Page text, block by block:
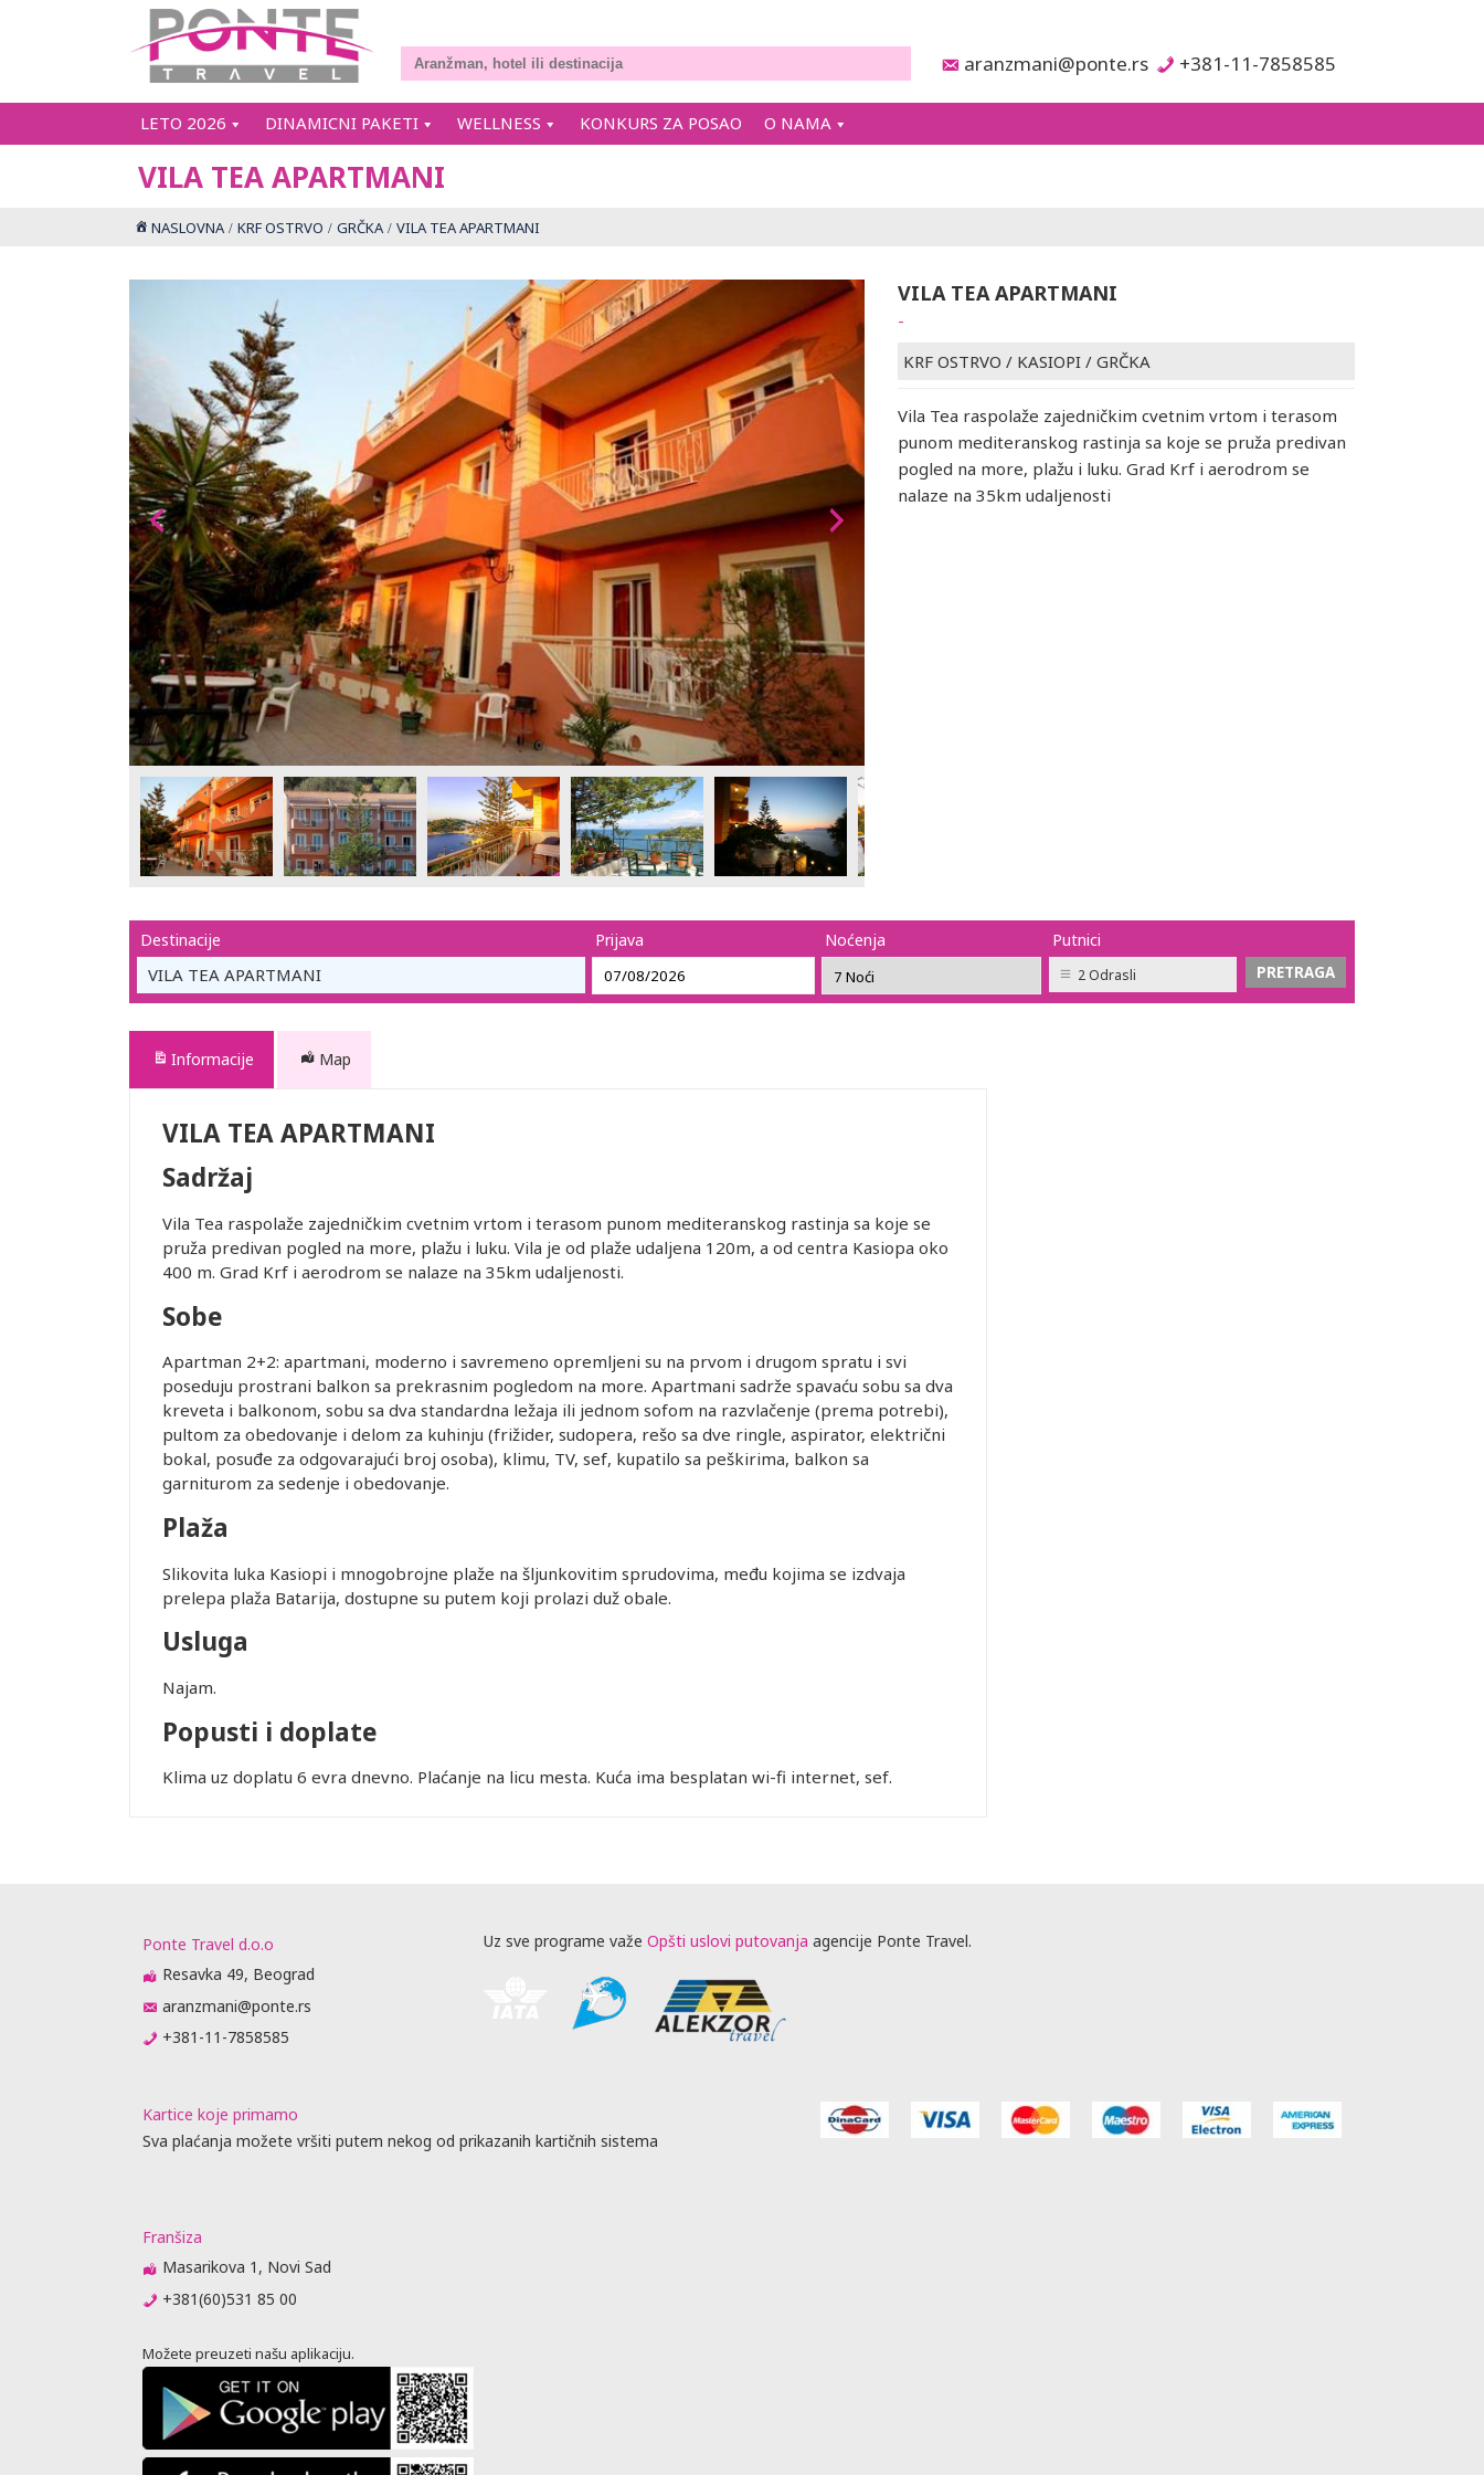
aranzmani@ponte.rs +381-11-7858585
LETO 2026 DINAMICNI PAKETI WELLNESS KONKURS ZA POSAO O NAMA
VILA TEA APARTMANI
NASLOVNA KRF OSTRVO GRČKA VILA TEA APARTMANI
VILA TEA APARTMANI
-
KRF OSTRVO / KASIOPI / GRČKA
Vila Tea raspolaže zajedničkim cvetnim vrtom i terasom
punom mediteranskog rastinja sa koje se pruža predivan
pogled na more, plažu i luku. Grad Krf i aerodrom se
nalaze na 35km udaljenosti
Destinacije
VILA TEA APARTMANI
Prijava Noćenja Putnici
2 Odrasli
Informacije Map
VILA TEA APARTMANI
Sadržaj
Vila Tea raspolaže zajedničkim cvetnim vrtom i terasom punom mediteranskog rastinja sa koje se
pruža predivan pogled na more, plažu i luku. Vila je od plaže udaljena 120m, a od centra Kasiopa oko
400 m. Grad Krf i aerodrom se nalaze na 35km udaljenosti.
Sobe
Apartman 2+2: apartmani, moderno i savremeno opremljeni su na prvom i drugom spratu i svi
poseduju prostrani balkon sa prekrasnim pogledom na more. Apartmani sadrže spavaću sobu sa dva
kreveta i balkonom, sobu sa dva standardna ležaja ili jednom sofom na razvlačenje (prema potrebi),
pultom za obedovanje i delom za kuhinju (frižider, sudopera, rešo sa dve ringle, aspirator, električni
bokal, posuđe za odgovarajući broj osoba), klimu, TV, sef, kupatilo sa peškirima, balkon sa
garniturom za sedenje i obedovanje.
Plaža
Slikovita luka Kasiopi i mnogobrojne plaže na šljunkovitim sprudovima, među kojima se izdvaja
prelepa plaža Batarija, dostupne su putem koji prolazi duž obale.
Usluga
Najam.
Popusti i doplate
Klima uz doplatu 6 evra dnevno. Plaćanje na licu mesta. Kuća ima besplatan wi-fi internet, sef.
Ponte Travel d.o.o
Resavka 49, Beograd
aranzmani@ponte.rs
+381-11-7858585
Uz sve programe važe Opšti uslovi putovanja agencije Ponte Travel.
Kartice koje primamo
Sva plaćanja možete vršiti putem nekog od prikazanih kartičnih sistema
Franšiza
Masarikova 1, Novi Sad
+381(60)531 85 00
Možete preuzeti našu aplikaciju.